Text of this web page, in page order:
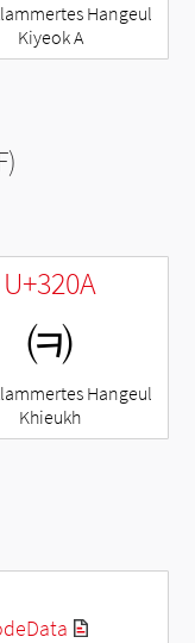
Hangeul
Kiyeok A
U+320A
㈊
Hangeul
Khieukh